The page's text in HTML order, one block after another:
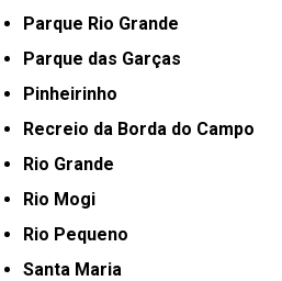
Parque Rio Grande
Parque das Garças
Pinheirinho
Recreio da Borda do Campo
Rio Grande
Rio Mogi
Rio Pequeno
Santa Maria